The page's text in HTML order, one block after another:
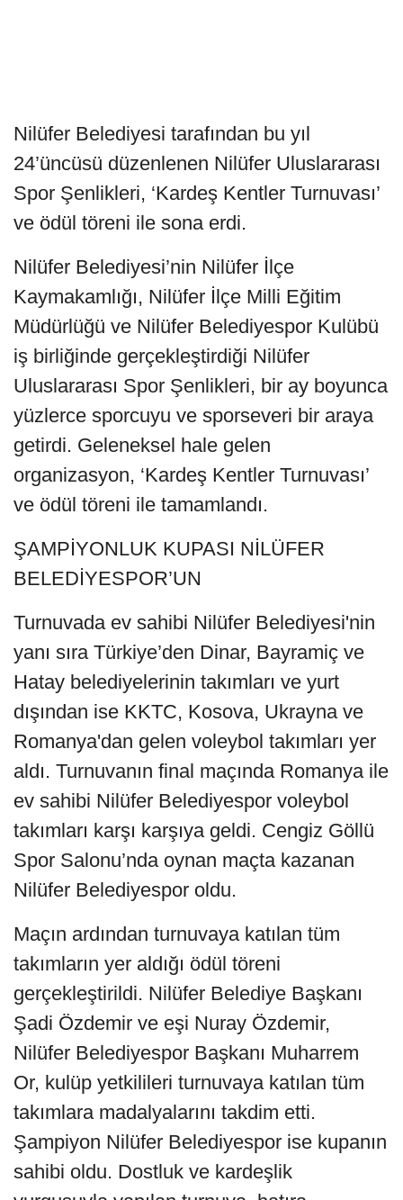
Nilüfer Belediyesi tarafından bu yıl
24’üncüsü düzenlenen Nilüfer Uluslararası
Spor Şenlikleri, ‘Kardeş Kentler Turnuvası’
ve ödül töreni ile sona erdi.
Nilüfer Belediyesi’nin Nilüfer İlçe
Kaymakamlığı, Nilüfer İlçe Milli Eğitim
Müdürlüğü ve Nilüfer Belediyespor Kulübü
iş birliğinde gerçekleştirdiği Nilüfer
Uluslararası Spor Şenlikleri, bir ay boyunca
yüzlerce sporcuyu ve sporseveri bir araya
getirdi. Geleneksel hale gelen
organizasyon, ‘Kardeş Kentler Turnuvası’
ve ödül töreni ile tamamlandı.
ŞAMPİYONLUK KUPASI NİLÜFER
BELEDİYESPOR’UN
Turnuvada ev sahibi Nilüfer Belediyesi'nin
yanı sıra Türkiye’den Dinar, Bayramiç ve
Hatay belediyelerinin takımları ve yurt
dışından ise KKTC, Kosova, Ukrayna ve
Romanya'dan gelen voleybol takımları yer
aldı. Turnuvanın final maçında Romanya ile
ev sahibi Nilüfer Belediyespor voleybol
takımları karşı karşıya geldi. Cengiz Göllü
Spor Salonu’nda oynan maçta kazanan
Nilüfer Belediyespor oldu.
Maçın ardından turnuvaya katılan tüm
takımların yer aldığı ödül töreni
gerçekleştirildi. Nilüfer Belediye Başkanı
Şadi Özdemir ve eşi Nuray Özdemir,
Nilüfer Belediyespor Başkanı Muharrem
Or, kulüp yetkilileri turnuvaya katılan tüm
takımlara madalyalarını takdim etti.
Şampiyon Nilüfer Belediyespor ise kupanın
sahibi oldu. Dostluk ve kardeşlik